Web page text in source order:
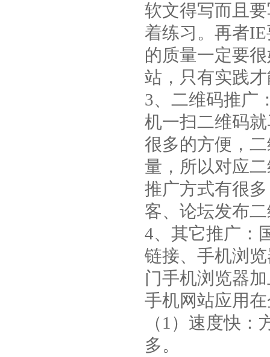
软文得写而且
着练习。再者
的质量一定要
站，只有实践
3、二维码推广
机一扫二维码
很多的方便，
量，所以对应
推广方式有很
客、论坛发布
4、其它推广：
链接、手机浏
门手机浏览器
手机网站应用
（1）速度快
多。